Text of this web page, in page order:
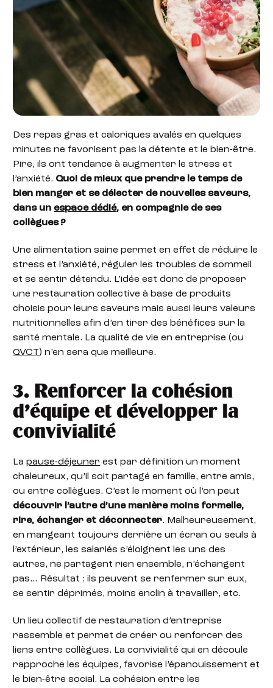
Des repas gras et caloriques avalés en quelques
minutes ne favorisent pas la détente et le bien-être.
Pire, ils ont tendance à augmenter le stress et
l’anxiété. Quoi de mieux que prendre le temps de
bien manger et se délecter de nouvelles saveurs,
dans un espace dédié, en compagnie de ses
collègues ?
Une alimentation saine permet en effet de réduire le
stress et l’anxiété, réguler les troubles de sommeil
et se sentir détendu. L’idée est donc de proposer
une restauration collective à base de produits
choisis pour leurs saveurs mais aussi leurs valeurs
nutritionnelles afin d’en tirer des bénéfices sur la
santé mentale. La qualité de vie en entreprise (ou
QVCT) n’en sera que meilleure.
3. Renforcer la cohésion
d’équipe et développer la
convivialité
Lapause-déjeuner est par définition un moment
chaleureux, qu’il soit partagé en famille, entre amis,
ou entre collègues. C’est le moment où l’on peut
découvrir l’autre d’une manière moins formelle,
rire, échanger et déconnecter. Malheureusement,
en mangeant toujours derrière un écran ou seuls à
l’extérieur, les salariés s’éloignent les uns des
autres, ne partagent rien ensemble, n’échangent
pas… Résultat : ils peuvent se renfermer sur eux,
se sentir déprimés, moins enclin à travailler, etc.
Un lieu collectif de restauration d’entreprise
rassemble et permet de créer ou renforcer des
liens entre collègues. La convivialité qui en découle
rapproche les équipes, favorise l’épanouissement et
le bien-être social. La cohésion entre les